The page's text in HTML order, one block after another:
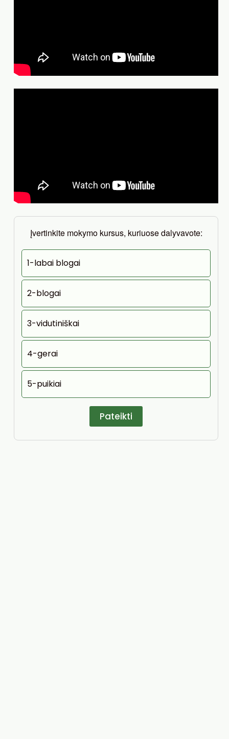
Įvertinkite mokymo kursus, kuriuose dalyvavote:
1-labai blogai
2-blogai
3-vidutiniškai
4-gerai
5-puikiai